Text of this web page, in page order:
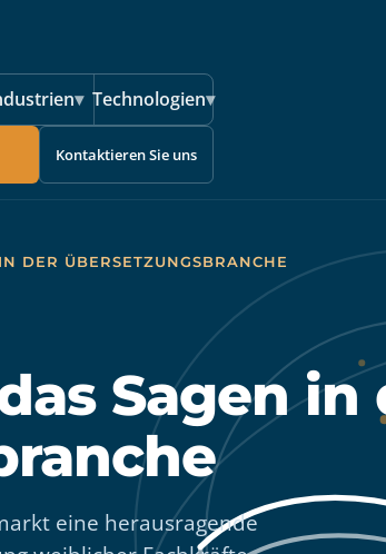
▾ Technologien▾
Kontaktieren Sie uns
DER ÜBERSETZUNGSBRANCHE
Sagen in
eine herausragende